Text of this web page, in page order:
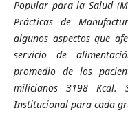
Popular para la Salud
Prácticasde
algunos aspectos que
servicio de
promedio de los
milicianos 3198Kcal.
Institucionalpara cada